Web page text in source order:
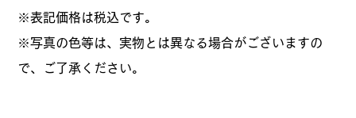
​※表記価格は税込です。
※写真の色等は、実物とは異なる場合がございますの
で、ご了承ください。